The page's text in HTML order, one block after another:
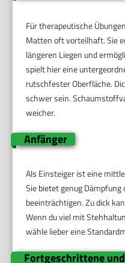
Für therapeutische
Matten oft vorteilhaft. Sie
längeren Liegen und
spielt hier eine
rutschfester Oberfläche.
schwer sein.
weicher.
Anfänger
Als Einsteiger ist eine
Sie bietet genug Dämpfung
beeinträchtigen. Zu dick
Wenn du viel mit
wähle lieber eine
Fortgeschrittene